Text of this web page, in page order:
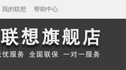
我的联想 帮助中心